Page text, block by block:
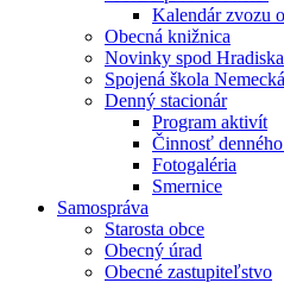
Kalendár zvozu
Obecná knižnica
Novinky spod Hradiska
Spojená škola Nemecká
Denný stacionár
Program aktivít
Činnosť denného
Fotogaléria
Smernice
Samospráva
Starosta obce
Obecný úrad
Obecné zastupiteľstvo